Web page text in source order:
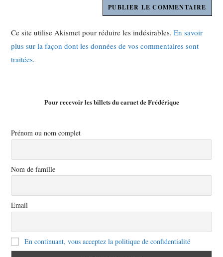
Ce site utilise Akismet pour réduire les indésirables.En savoir
plus sur la façon dont les données de vos commentaires sont
traitées.
Pour recevoir les billets du carnet de Frédérique
Prénom ou nom complet
Nom de famille
Email
En continuant, vous acceptez la politique de confidentialité